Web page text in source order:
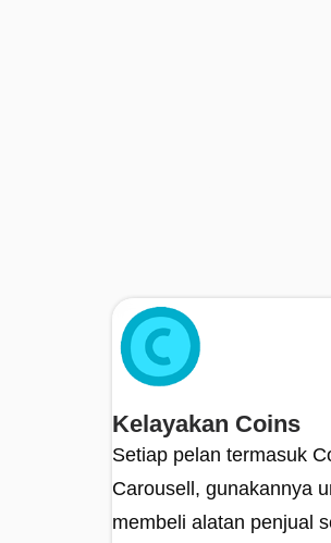
Kelayakan Coins
Setiap pelan termasuk
Carousell, gunakannya
membeli alatan penjual